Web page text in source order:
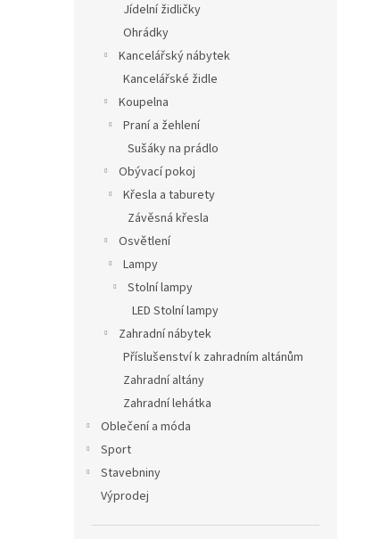
Jídelní židličky
Ohrádky
Kancelářský nábytek
Kancelářské židle
Koupelna
Praní a žehlení
Sušáky na prádlo
Obývací pokoj
Křesla a taburety
Závěsná křesla
Osvětlení
Lampy
Stolní lampy
LED Stolní lampy
Zahradní nábytek
Příslušenství k zahradním altánům
Zahradní altány
Zahradní lehátka
Oblečení a móda
Sport
Stavebniny
Výprodej